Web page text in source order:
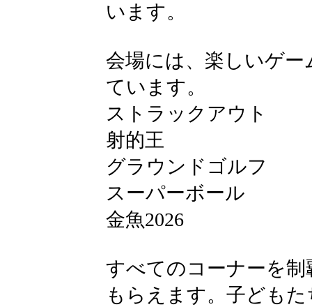
います。
会場には、楽しいゲ
ています。
ストラックアウト
射的王
グラウンドゴルフ
スーパーボール
金魚2026
すべてのコーナーを
もらえます。子ども